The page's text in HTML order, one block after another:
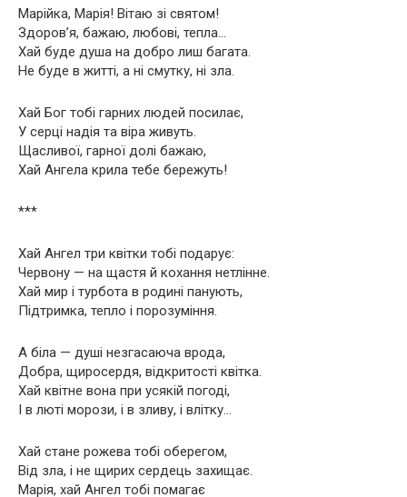
Марійка, Марія! Вітаю зі святом!
Здоров’я, бажаю, любові, тепла…
Хай буде душа на добро лиш багата.
Не буде в житті, а ні смутку, ні зла.
Хай Бог тобі гарних людей посилає,
У серці надія та віра живуть.
Щасливої, гарної долі бажаю,
Хай Ангела крила тебе бережуть!
***
Хай Ангел три квітки тобі подарує:
Червону — на щастя й кохання нетлінне.
Хай мир і турбота в родині панують,
Підтримка, тепло і порозуміння.
А біла — душі незгасаюча врода,
Добра, щиросердя, відкритості квітка.
Хай квітне вона при усякій погоді,
І в люті морози, і в зливу, і влітку…
Хай стане рожева тобі оберегом,
Від зла, і не щирих сердець захищає.
Марія, хай Ангел тобі помагає